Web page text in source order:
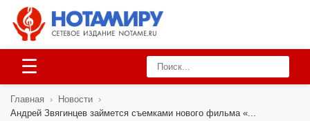
☰
Главная › Новости ›
Андрей Звягинцев займется съемками нового фильма «...